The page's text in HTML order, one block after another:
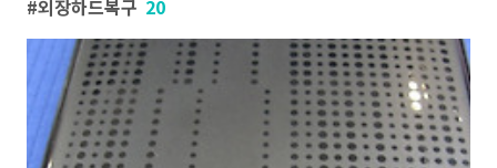
외장하드복구 20